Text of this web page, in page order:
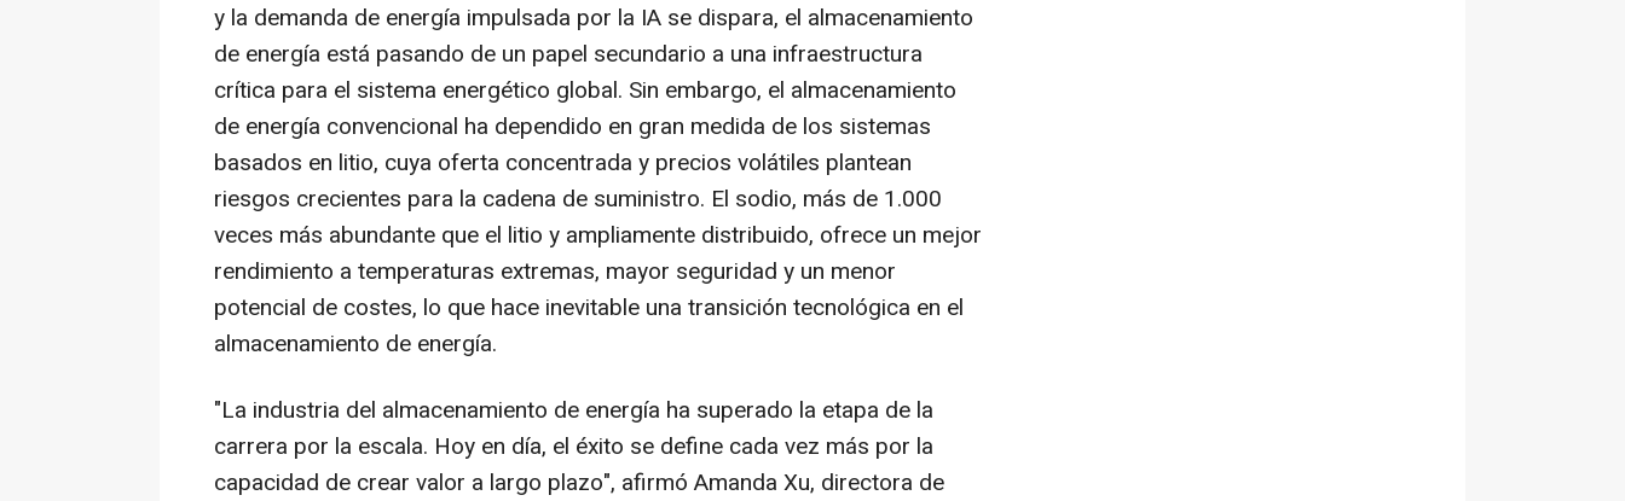
y la demanda de energía impulsada por la IA se dispara, el almacenamiento
de energía está pasando de un papel secundario a una infraestructura
crítica para el sistema energético global. Sin embargo, el almacenamiento
de energía convencional ha dependido en gran medida de los sistemas
basados en litio, cuya oferta concentrada y precios volátiles plantean
riesgos crecientes para la cadena de suministro. El sodio, más de 1.000
veces más abundante que el litio y ampliamente distribuido, ofrece un mejor
rendimiento a temperaturas extremas, mayor seguridad y un menor
potencial de costes, lo que hace inevitable una transición tecnológica en el
almacenamiento de energía.
"La industria del almacenamiento de energía ha superado la etapa de la
carrera por la escala. Hoy en día, el éxito se define cada vez más por la
capacidad de crear valor a largo plazo", afirmó Amanda Xu, directora de